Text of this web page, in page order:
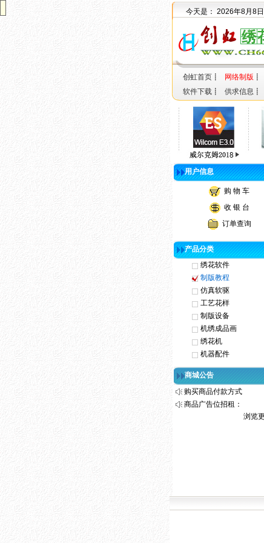
今天是： 2026年8月8
创虹首页 ┋ 网络制版 ┋
软件下载 ┋ 供求信息 ┋
用户信息
购 物 车
收 银 台
订单查询
产品分类
绣花软件
制版教程
仿真软驱
工艺花样
制版设备
机绣成品画
绣花机
机器配件
商城公告
购买商品付款方式
商品广告位招租：
浏览